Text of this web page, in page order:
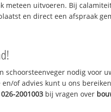
meteen uitvoeren. Bij
en direct een afspraak
schoorsteenveger nodig voor
en/of advies kunt u ons
026-2001003 bij vragen over